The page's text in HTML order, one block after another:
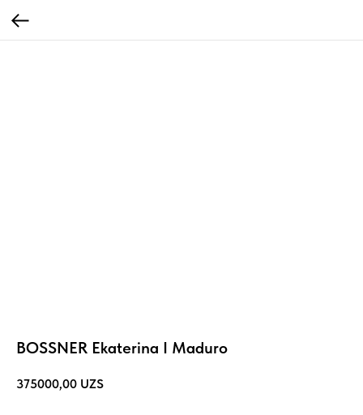
BOSSNER Ekaterina I Maduro
375000,00 UZS